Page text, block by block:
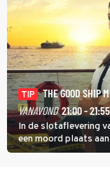
TIP
THE GOOD SHIP
VANAVOND 21:00 - 21:55
In de slotaflevering
een moord plaats
een bemanningslid